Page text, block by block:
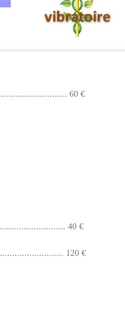
60 €
40 €
120 €